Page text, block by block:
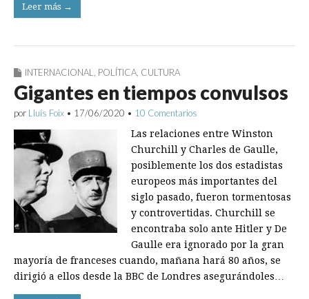
Leer más →
INTERNACIONAL POLÍTICA CULTURA
Gigantes en tiempos convulsos
por Lluís Foix • 17/06/2020 • 10 Comentarios
Las relaciones entre Winston
Churchill y Charles de Gaulle,
posiblemente los dos estadistas
europeos más importantes del
siglo pasado, fueron tormentosas
y controvertidas. Churchill se
encontraba solo ante Hitler y De
Gaulle era ignorado por la gran
mayoría de franceses cuando, mañana hará 80 años, se
dirigió a ellos desde la BBC de Londres asegurándoles…